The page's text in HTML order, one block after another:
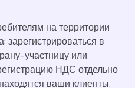
на территории
зарегистрироваться в
участницу или
НДС отдельно
ваши клиенты.